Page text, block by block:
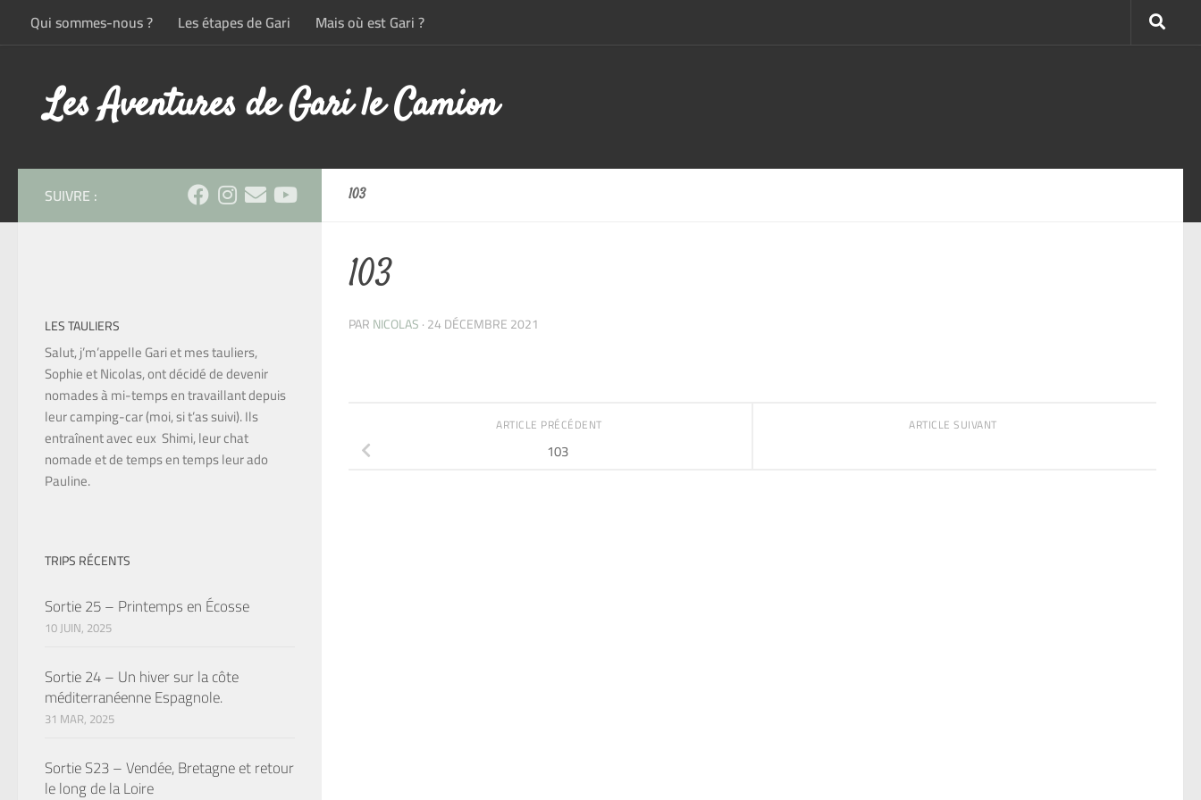
Skip to content
Qui sommes-nous ? Les étapes de Gari Mais où est Gari ?
Les Aventures de Gari le Camion
103
103
PARNICOLAS·24 DÉCEMBRE 2021
ARTICLE SUIVANT
ARTICLE PRÉCÉDENT
103
SUIVRE :
LES TAULIERS
Salut, j’m’appelle Gari et mes tauliers,
Sophie et Nicolas, ont décidé de devenir
nomades à mi-temps en travaillant depuis
leur camping-car (moi, si t’as suivi). Ils
entraînent avec eux Shimi, leur chat
nomade et de temps en temps leur ado
Pauline.
TRIPS RÉCENTS
Sortie 25 – Printemps en Écosse
10 JUIN, 2025
Sortie 24 – Un hiver sur la côte
méditerranéenne Espagnole.
31 MAR, 2025
Sortie S23 – Vendée, Bretagne et retour
le long de la Loire